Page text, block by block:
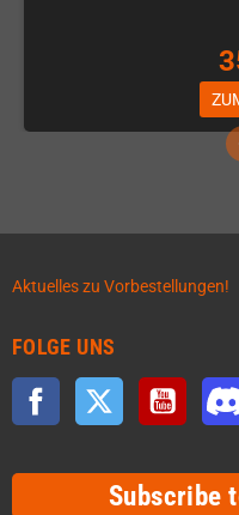
Aktuelles zu Vorbestellungen!
FOLGE UNS
Facebook Twitter
Subscribe